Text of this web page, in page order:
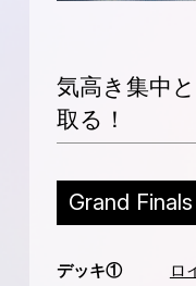
気高き集中
取る！
Grand
デッキ① ロ